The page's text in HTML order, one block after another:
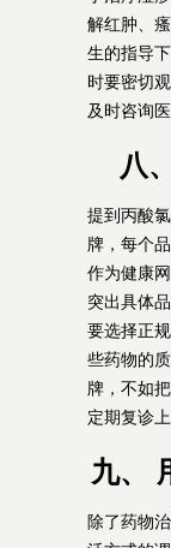
解红肿、
生的指导
时要密切
及时咨询医
八
提到丙酸
牌，每个
作为健康
突出具体
要选择正
些药物的
牌，不如
定期复诊上
九、
除了药物